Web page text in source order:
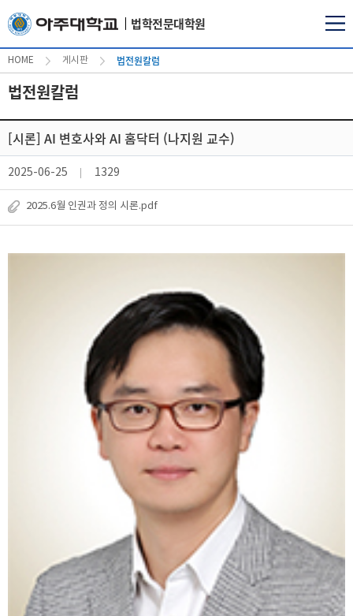
법학전문대학원
HOME 게시판 법전원칼럼
법전원칼럼
[시론] AI 변호사와 AI 홈닥터 (나지원 교수)
2025-06-25 1329
2025.6월 인권과 정의 시론.pdf